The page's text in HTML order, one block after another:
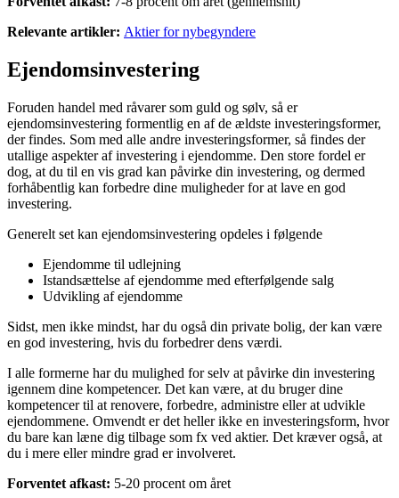
Relevante artikler: Aktier for nybegyndere
Ejendomsinvestering
Foruden handel med råvarer som guld og sølv, så er
ejendomsinvestering formentlig en af de ældste investeringsformer,
der findes. Som med alle andre investeringsformer, så findes der
utallige aspekter af investering i ejendomme. Den store fordel er
dog, at du til en vis grad kan påvirke din investering, og dermed
forhåbentlig kan forbedre dine muligheder for at lave en god
investering.
Generelt set kan ejendomsinvestering opdeles i følgende
Ejendomme til udlejning
Istandsættelse af ejendomme med efterfølgende salg
Udvikling af ejendomme
Sidst, men ikke mindst, har du også din private bolig, der kan være
en god investering, hvis du forbedrer dens værdi.
I alle formerne har du mulighed for selv at påvirke din investering
igennem dine kompetencer. Det kan være, at du bruger dine
kompetencer til at renovere, forbedre, administre eller at udvikle
ejendommene. Omvendt er det heller ikke en investeringsform, hvor
du bare kan læne dig tilbage som fx ved aktier. Det kræver også, at
du i mere eller mindre grad er involveret.
Forventet afkast: 5-20 procent om året